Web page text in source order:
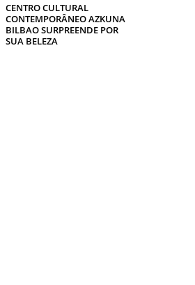
CENTRO CULTURAL
CONTEMPORÂNEO AZKUNA
BILBAO SURPREENDE POR
SUA BELEZA